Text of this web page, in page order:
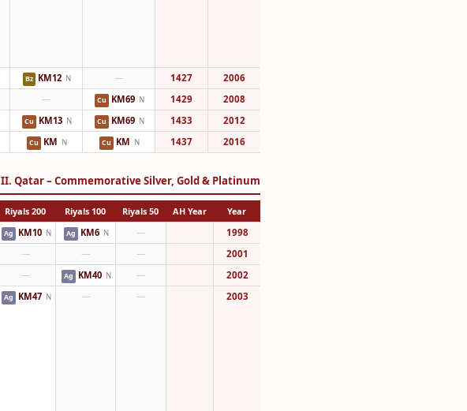
2006
1427
—
KM12 N
Bz
2008
1429
KM69 N
Cu
—
2012
1433
KM69 N
Cu
KM13 N
Cu
2016
1437
KM N
Cu
KM N
Cu
II. Qatar – Commemorative Silver, Gold & Platinum
Year
AH Year
50 Riyals
100 Riyals
200 Riyals
1998
—
KM6 N
Ag
KM10 N
Ag
2001
—
—
—
2002
—
KM40 N
Ag
—
2003
—
—
KM47 N
Ag